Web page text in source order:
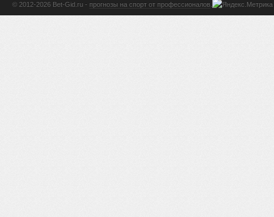
© 2012-2026 Bet-Gid.ru - прогнозы на спорт от профессионалов